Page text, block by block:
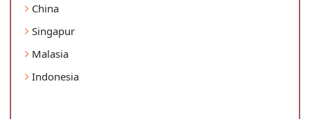
China
Singapur
Malasia
Indonesia